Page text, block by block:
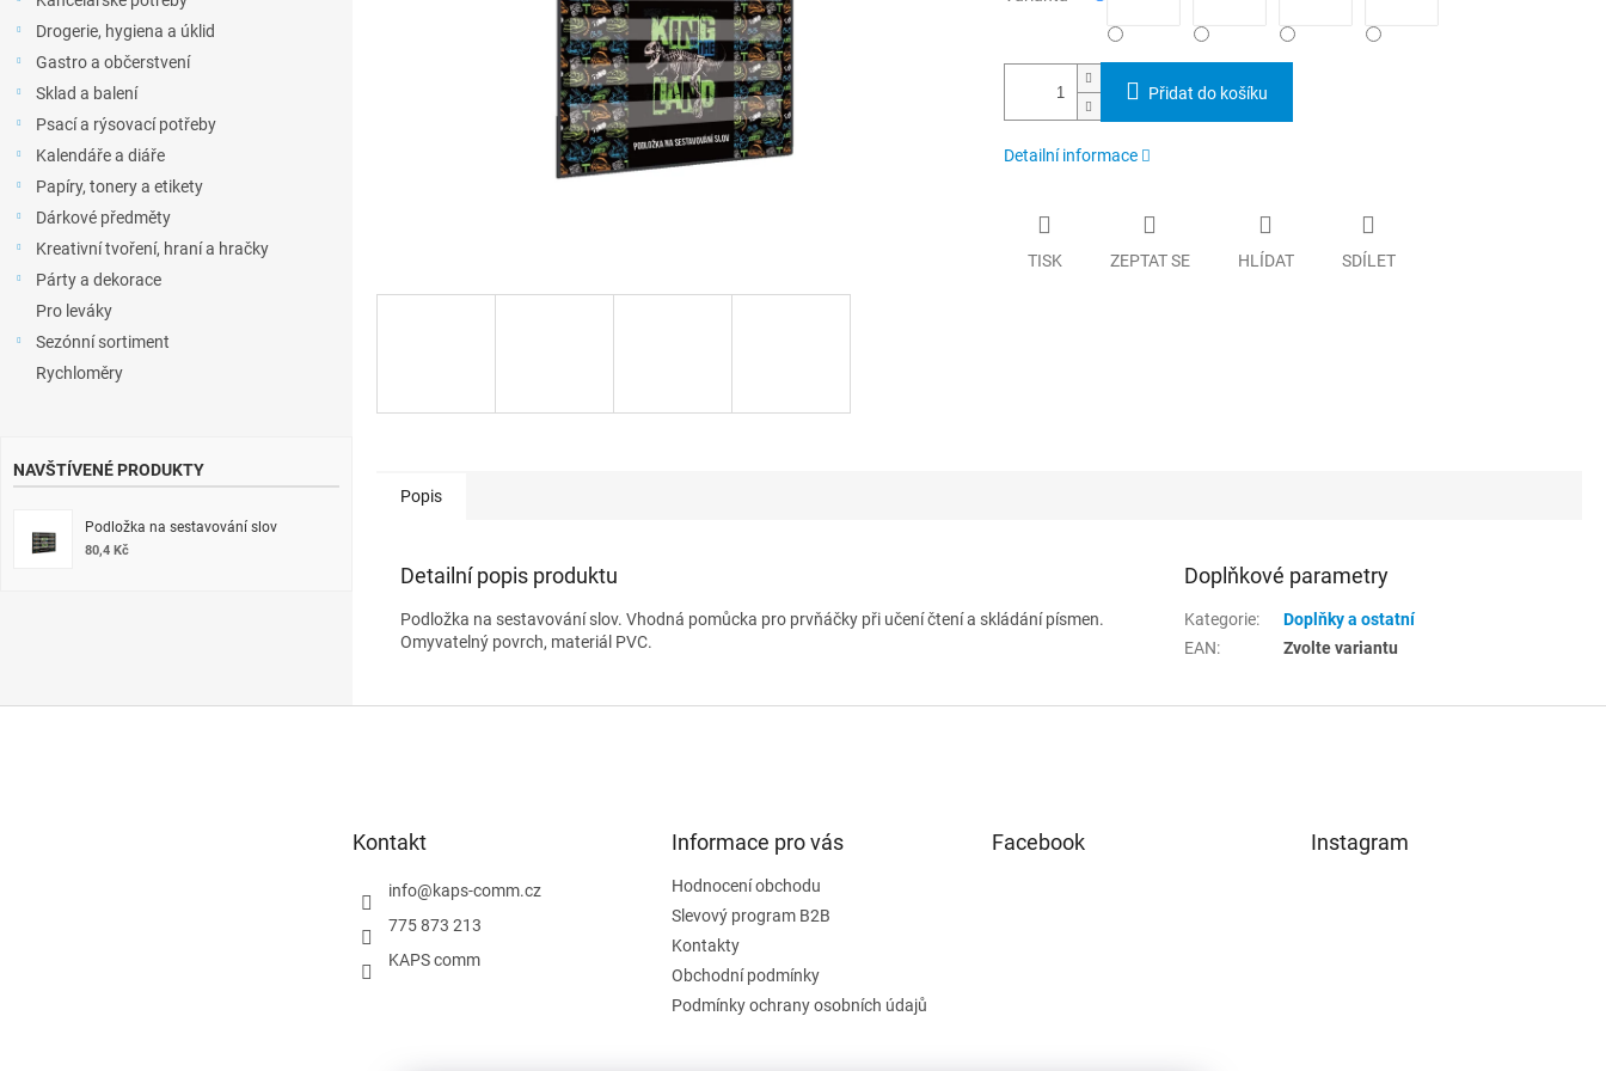
Drogerie, hygiena a úklid
Gastro a občerstvení
Sklad a balení
Psací a rýsovací potřeby
Kalendáře a diáře
Papíry, tonery a etikety
Dárkové předměty
Kreativní tvoření, hraní a hračky
Párty a dekorace
Pro leváky
Sezónní sortiment
Rychloměry
NAVŠTÍVENÉ PRODUKTY
Podložka na sestavování slov
80,4 Kč
Přidat do košíku
Detailní informace
TISK ZEPTAT SE HLÍDAT SDÍLET
Popis
Detailní popis produktu
Podložka na sestavování slov. Vhodná pomůcka pro prvňáčky při učení čtení a skládání písmen.
Omyvatelný povrch, materiál PVC.
Doplňkové parametry
Kategorie:
Doplňky a ostatní
EAN: Zvolte variantu
Kontakt
info@kaps-comm.cz
775 873 213
KAPS comm
Informace pro vás
Hodnocení obchodu
Slevový program B2B
Kontakty
Obchodní podmínky
Podmínky ochrany osobních údajů
Facebook Instagram